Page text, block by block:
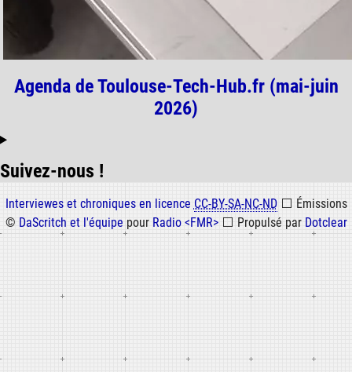
Agenda de Toulouse-Tech-Hub.fr (mai-juin
2026)
Suivez-nous !
Informations
Interviewes et chroniques en licence CC-BY-SA-NC-ND ⬜ Émissions
© DaScritch et l'équipe pour Radio <FMR> ⬜ Propulsé par Dotclear